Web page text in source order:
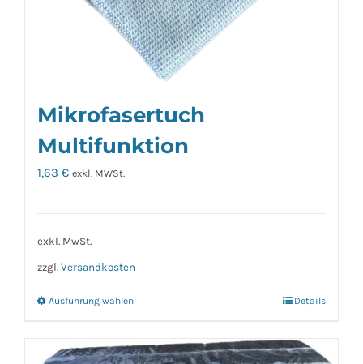
Mikrofasertuch
Multifunktion
1,63 € exkl. MWSt.
exkl. MwSt.
zzgl. Versandkosten
Ausführung wählenDieses
weist
Details